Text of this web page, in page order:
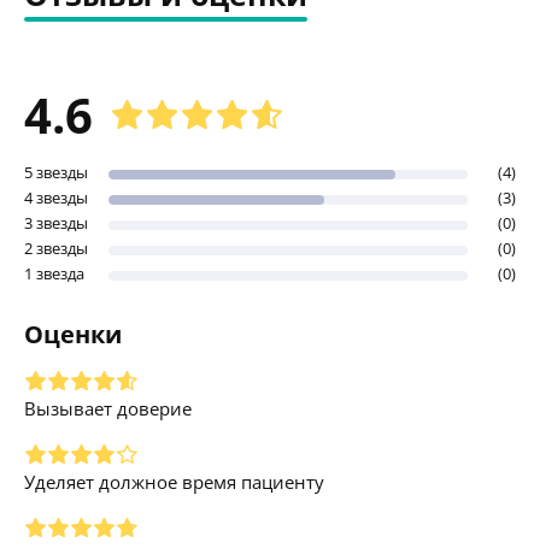
4.6
5 звезды
(4)
4 звезды
(3)
3 звезды
(0)
2 звезды
(0)
1 звезда
(0)
Оценки
Вызывает доверие
Уделяет должное время пациенту